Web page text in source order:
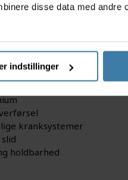
disse data med andre
indstillinger
pedalarm, der
hvilket sikrer lav
giver den optimal
hver cykeltur.
kranksystemer
holdbarhed